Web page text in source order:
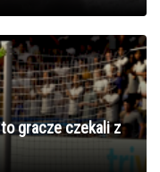
to gracze czekali z